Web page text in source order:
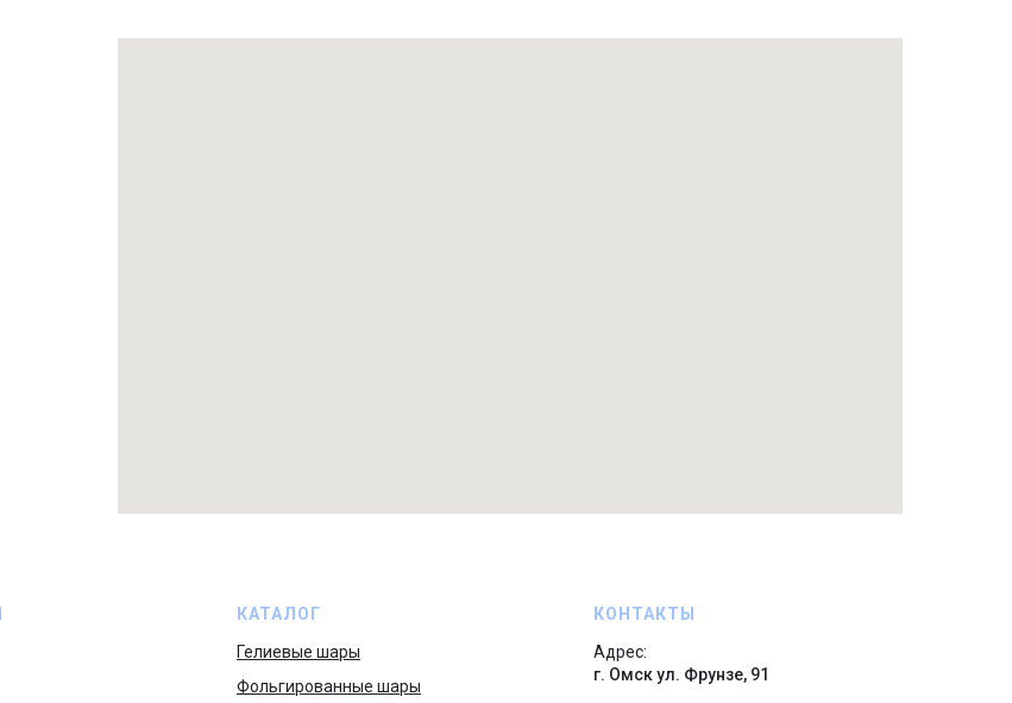
КАТАЛОГ
Гелиевые шары
Фольгированные шары
КОНТАКТЫ
Адрес:
г. Омск ул. Фрунзе, 91